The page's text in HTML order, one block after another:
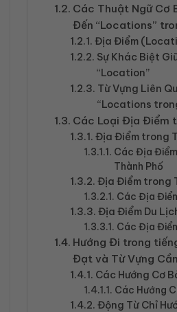
Các Thuật Ngữ Cơ
Đến “Locations”
Địa Điểm
Sự Khác Biệt
“Location”
Từ Vựng Liên
“Locations
Các Loại Địa Điểm
Địa Điểm trong
Các Địa
Thành Phố
Địa Điểm trong
Các Địa
Địa Điểm Du
Các Địa
Hướng Đi trong
Đạt và Từ Vựng
Các Hướng Cơ
Các Hướng
Động Từ Chỉ